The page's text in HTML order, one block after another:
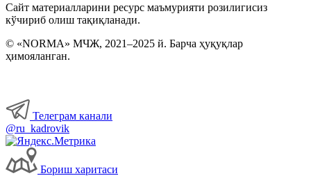
Сайт материалларини ресурс маъмурияти розилигисиз
кўчириб олиш тақиқланади.
© «NORMA» МЧЖ, 2021–2025 й. Барча ҳуқуқлар
ҳимояланган.
Телеграм канали
@ru_kadrovik
Бориш харитаси